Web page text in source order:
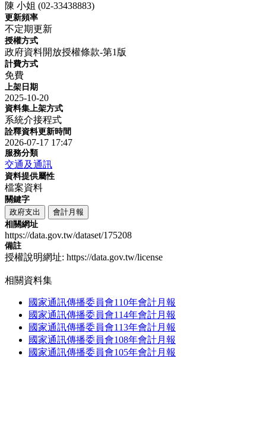
陳 小姐 (02-33438883)
更新頻率
不定期更新
授權方式
政府資料開放授權條款-第1版
計費方式
免費
上架日期
2025-10-20
資料集上架方式
系統介接程式
詮釋資料更新時間
2026-07-17 17:47
服務分類
交通及通訊
資料提供屬性
檔案資料
關鍵字
政府支出
會計月報
相關網址
https://data.gov.tw/dataset/175208
備註
授權說明網址: https://data.gov.tw/license
相關資料集
國家通訊傳播委員會110年會計月報
國家通訊傳播委員會114年會計月報
國家通訊傳播委員會113年會計月報
國家通訊傳播委員會108年會計月報
國家通訊傳播委員會105年會計月報